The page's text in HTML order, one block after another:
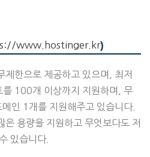
www.hostinger.kr)
제한으로 제공하고 있으며, 최저
를 100개 이상까지 지원하며, 무
인 1개를 지원해주고 있습니다.
은 용량을 지원하고 무엇보다도 저
있습니다.